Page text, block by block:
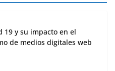
19 y su impacto en el
de medios digitales web